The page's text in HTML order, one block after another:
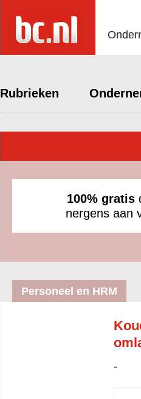
Rubrieken
100% gratis
nergens aan
Personeel en HRM
-